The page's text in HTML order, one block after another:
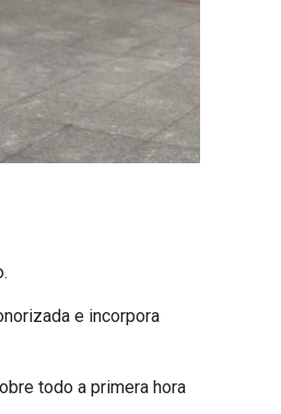
e incorpora
todo a primera hora